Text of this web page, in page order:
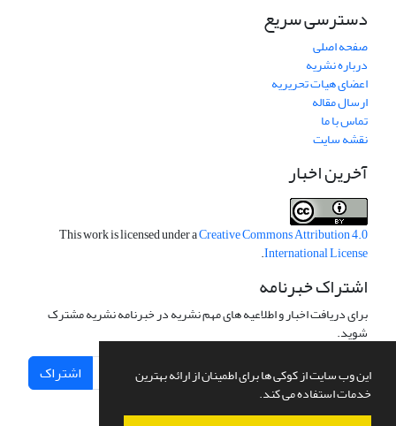
این وب سایت از کوکی ها برای اطمینان از ارائه بهترین
خدمات استفاده می کند.
دسترسی سریع
صفحه اصلی
درباره نشریه
اعضای هیات تحریریه
ارسال مقاله
تماس با ما
نقشه سایت
آخرین اخبار
This work is licensed under aCreative Commons Attribution 4.0
International License
.
اشتراک خبرنامه
برای دریافت اخبار و اطلاعیه های مهم نشریه در خبرنامه نشریه مشترک
شوید.
اشتراک